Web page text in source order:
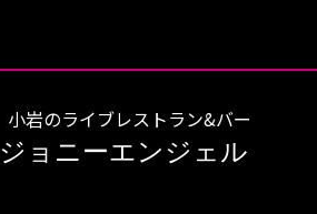
小岩のライブレストラン&バー
ジョニーエンジェル